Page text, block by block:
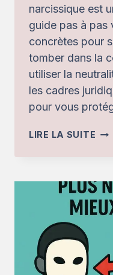
narcissique est
guide pas à pas
concrètes pour
tomber dans la
utiliser la
les cadres
pour vous
LIRE LA SUITE